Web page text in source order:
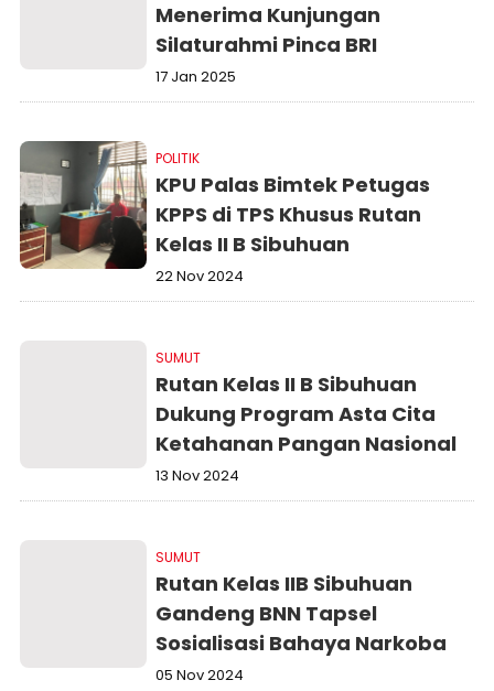
Menerima Kunjungan
Silaturahmi Pinca BRI
17 Jan 2025
POLITIK
KPU Palas Bimtek Petugas
KPPS di TPS Khusus Rutan
Kelas II B Sibuhuan
22 Nov 2024
SUMUT
Rutan Kelas II B Sibuhuan
Dukung Program Asta Cita
Ketahanan Pangan Nasional
13 Nov 2024
SUMUT
Rutan Kelas IIB Sibuhuan
Gandeng BNN Tapsel
Sosialisasi Bahaya Narkoba
05 Nov 2024